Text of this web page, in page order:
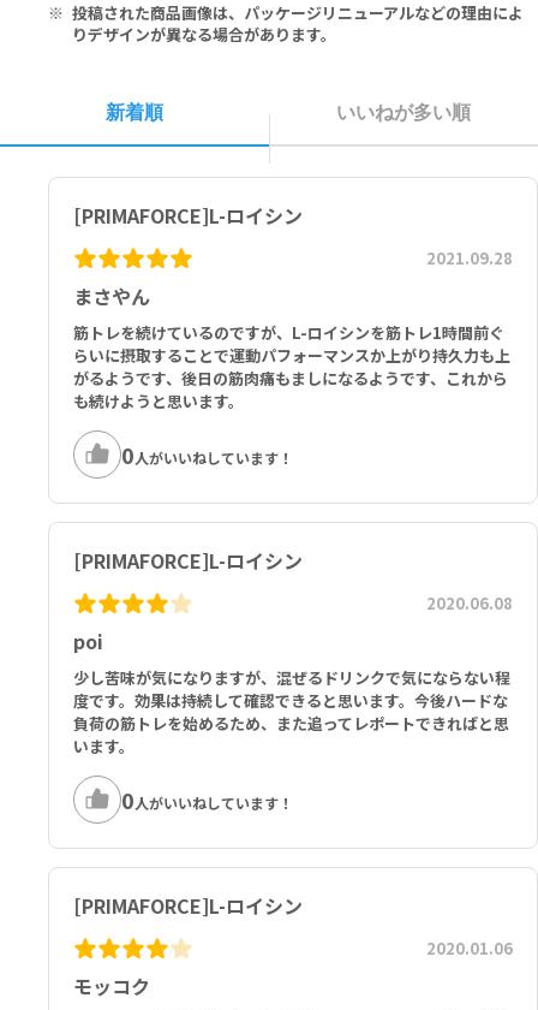
投稿された商品画像は、パッケージリニューアルなどの理由によ
りデザインが異なる場合があります。
新着順 いいねが多い順
[PRIMAFORCE]L-ロイシン
まさやん
2021.09.28
筋トレを続けているのですが、L-ロイシンを筋トレ1時間前ぐ
らいに摂取することで運動パフォーマンスか上がり持久力も上
がるようです、後日の筋肉痛もましになるようです、これから
も続けようと思います。
0人がいいねしています！
[PRIMAFORCE]L-ロイシン
poi
2020.06.08
少し苦味が気になりますが、混ぜるドリンクで気にならない程
度です。効果は持続して確認できると思います。今後ハードな
負荷の筋トレを始めるため、また追ってレポートできればと思
います。
0人がいいねしています！
[PRIMAFORCE]L-ロイシン
モッコク
2020.01.06